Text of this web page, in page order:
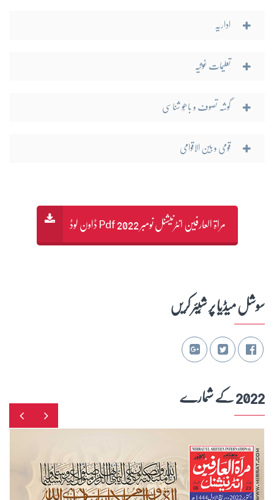
اداریہ
تعلیمات غوثیہ
گوشہ تصوف و باھُو شناسی
قومی و بین الاقوامی
مراۃ العارفین انٹرنیشنل نومبر 2022 Pdf ڈاون لوڈ
سوشل میڈیا پر شِیئر کریں
2022 کے شمارے